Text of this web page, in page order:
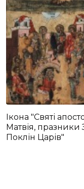
Ікона "Святі
Матвія, празники
Поклін Царів"